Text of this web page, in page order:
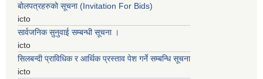
बोलपत्रहरुको सूचना (Invitation For Bids)
icto
सार्वजनिक सुनुवाई सम्बन्धी सूचना ।
icto
सिलबन्दी प्राविधिक र आर्थिक प्रस्ताव पेश गर्ने सम्बन्धि सूचना
icto